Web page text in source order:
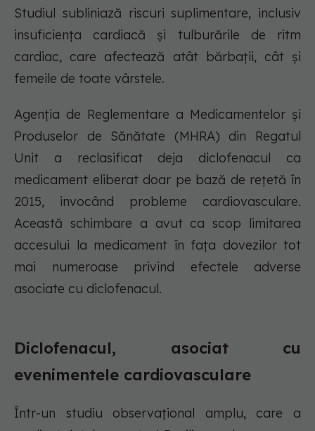
Studiul subliniază riscuri suplimentare, inclusiv
insuficiența cardiacă și tulburările de ritm
cardiac, care afectează atât bărbații, cât și
femeile de toate vârstele.
Agenția de Reglementare a Medicamentelor și
Produselor de Sănătate (MHRA) din Regatul
Unit a reclasificat deja diclofenacul ca
medicament eliberat doar pe bază de rețetă în
2015, invocând probleme cardiovasculare.
Această schimbare a avut ca scop limitarea
accesului la medicament în fața dovezilor tot
mai numeroase privind efectele adverse
asociate cu diclofenacul.
Diclofenacul, asociat cu
evenimentele cardiovasculare
Într-un studiu observațional amplu, care a